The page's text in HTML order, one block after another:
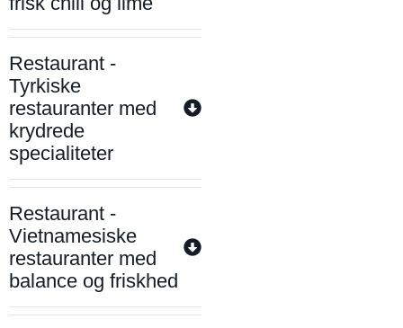
Restaurant -
Tyrkiske
restauranter med
krydrede
specialiteter
Restaurant -
Vietnamesiske
restauranter med
balance og friskhed